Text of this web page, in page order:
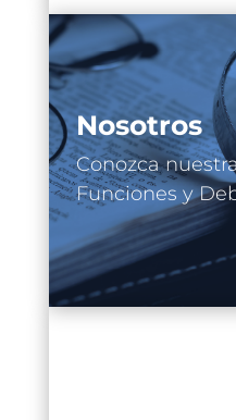
Nosotros
Conozca
Funciones y